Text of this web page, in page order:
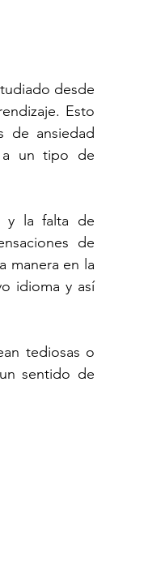
desde
Esto
de ansiedad
a un tipo de
y la falta de
de
manera en la
idioma y así
tediosas o
sentido de